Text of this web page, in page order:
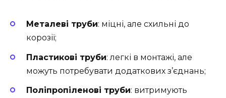
Металеві труби: міцні, але схильні до
корозії;
Пластикові труби: легкі в монтажі, але
можуть потребувати додаткових з’єднань;
Поліпропіленові труби: витримують